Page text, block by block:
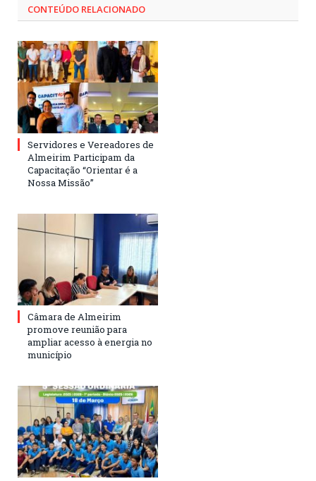
CONTEÚDO RELACIONADO
Servidores e Vereadores de
Almeirim Participam da
Capacitação “Orientar é a
Nossa Missão”
Câmara de Almeirim
promove reunião para
ampliar acesso à energia no
município